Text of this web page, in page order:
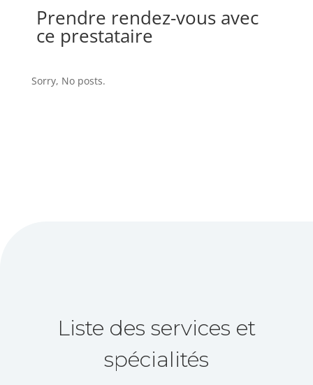
Prendre rendez-vous avec
ce prestataire
Sorry, No posts.
Liste des services et
spécialités